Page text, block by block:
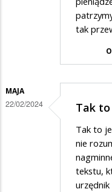
tak
MAJA
22/02/2024 Tak
Tak to
nie
tekstu,